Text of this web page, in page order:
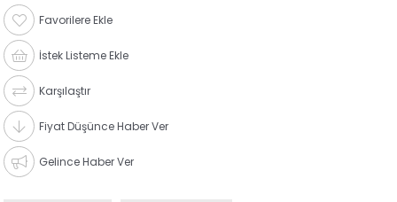
Favorilere Ekle
İstek Listeme Ekle
Karşılaştır
Fiyat Düşünce Haber Ver
Gelince Haber Ver